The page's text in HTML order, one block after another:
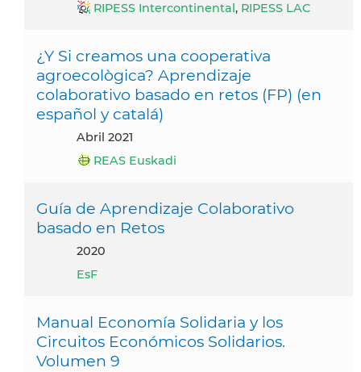
RIPESS Intercontinental, RIPESS LAC
¿Y Si creamos una cooperativa
agroecològica? Aprendizaje
colaborativo basado en retos (FP) (en
español y catalá)
abril 2021
REAS Euskadi
Guía de Aprendizaje Colaborativo
basado en Retos
2020
EsF
Manual Economía Solidaria y los
Circuitos Económicos Solidarios.
Volumen 9